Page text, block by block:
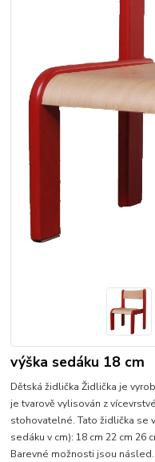
výška sedáku 18 cm
Dětská židlička Židlička je
je tvarově vylisován z
stohovatelné. Tato židlička se
sedáku v cm): 18 cm 22 cm 26
Barevné možnosti jsou